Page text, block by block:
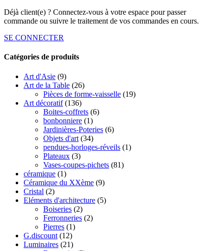
Déjà client(e) ? Connectez-vous à votre espace pour passer
commande ou suivre le traitement de vos commandes en cours.
SE CONNECTER
Catégories de produits
Art d'Asie (9)
Art de la Table (26)
Pièces de forme-vaisselle (19)
Art décoratif (136)
Boites-coffrets (6)
bonbonniere (1)
Jardinières-Poteries (6)
Objets d'art (34)
pendues-horloges-réveils (1)
Plateaux (3)
Vases-coupes-pichets (81)
céramique (1)
Céramique du XXème (9)
Cristal (2)
Eléments d'architecture (5)
Boiseries (2)
Ferronneries (2)
Pierres (1)
G.discount (12)
Luminaires (21)